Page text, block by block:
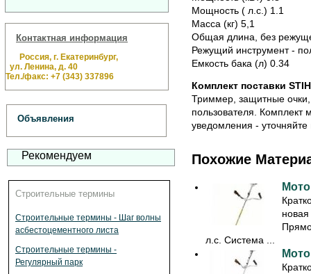
Контактная информация
Россия, г. Екатеринбург,
ул. Ленина, д. 40
Тел./факс: +7 (343) 337896
Объявления
Рекомендуем
Строительные термины
Строительные термины - Шаг волны
асбестоцементного листа
Строительные термины -
Регулярный парк
Мощность ( л.с.) 1.1
Масса (кг) 5,1
Общая длина, без
Режущий инструмент -
Емкость бака (л) 0.34
Комплект поставки
Триммер, защитные очки,
пользователя. Комплект
уведомления -
Похожие
л.с. Система ...